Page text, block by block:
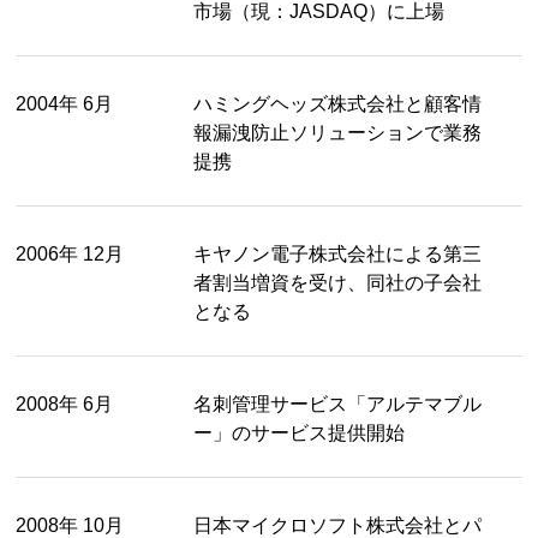
市場（現：JASDAQ）に上場
2004年 6月
ハミングヘッズ株式会社と顧客情
報漏洩防止ソリューションで業務
提携
2006年 12月
キヤノン電子株式会社による第三
者割当増資を受け、同社の子会社
となる
2008年 6月
名刺管理サービス「アルテマブル
ー」のサービス提供開始
2008年 10月
日本マイクロソフト株式会社とパ